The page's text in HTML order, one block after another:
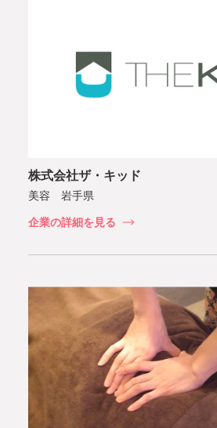
株式会社ザ・キッド
美容 岩手県
企業の詳細を見る